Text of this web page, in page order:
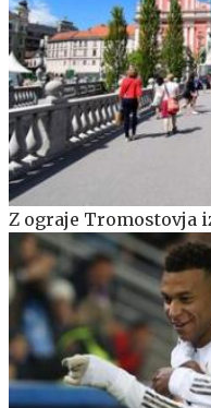
Z ograje Tromostovja